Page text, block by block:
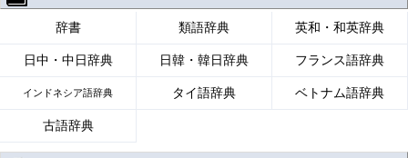
辞書 類語辞典 英和・和英辞典
日中・中日辞典 日韓・韓日辞典 フランス語辞典
インドネシア語辞典 タイ語辞典 ベトナム語辞典
古語辞典